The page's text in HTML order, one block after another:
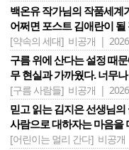
백온유 작가님의 작품세계
어쩌면 포스트 김애란이 될
[약속의 세대] 비공개 |
구름 위에 산다는 설정 때
무 현실과 가까웠다. 너무
[구름 사람들] 비공개 |
믿고 읽는 김지은 선생님
사람으로 대하자는 마음을
[어린이는 멀리 간다] 비공